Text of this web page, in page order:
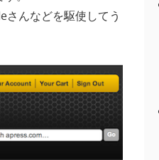
んなどを駆使してう